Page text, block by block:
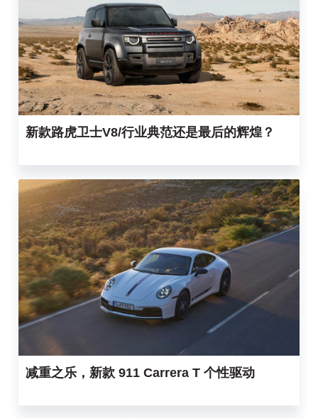
新款路虎卫士V8/行业典范还是最后的辉煌？
减重之乐，新款 911 Carrera T 个性驱动